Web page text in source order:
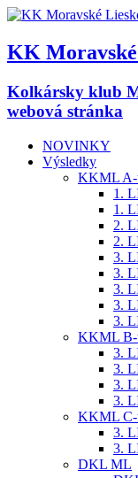
KK
Kolkársky klub
webová stránka
NOVINKY
Výsledky
KKML
1.
1.
2.
2.
3.
3.
3.
3.
3.
KKML
3.
3.
3.
3.
KKML
3.
3.
DKL ML